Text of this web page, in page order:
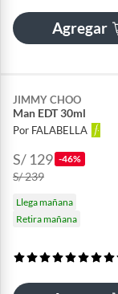
Agregar
JIMMY CHOO
Man EDT 30ml
Por FALABELLA
S/ 129 -46%
S/ 239
Llega mañana
Retira mañana